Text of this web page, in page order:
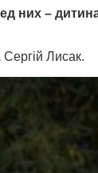
них –
Сергій Лисак.